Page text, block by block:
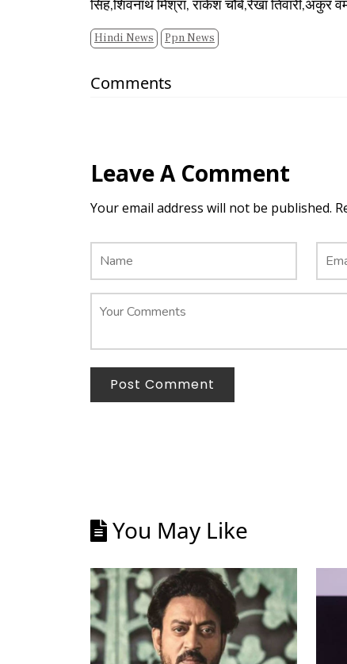
सिंह,शिवनाथ मिश्रा, राकेश चौबे,रेखा तिवारी,अंकुर
Hindi News Ppn News
Comments
Leave A Comment
Your email address will not be published.
Post Comment
You May Like